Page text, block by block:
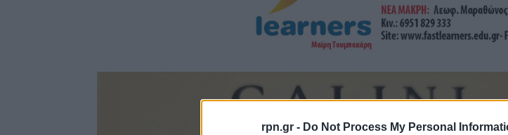
rpn.gr - Do Not Process My Personal